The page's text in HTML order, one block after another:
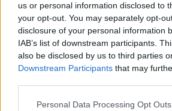
us or personal information disclosed to
your opt-out. You may separately opt-
disclosure of your personal information
IAB’s list of downstream participants.
also be disclosed by us to third parties
Downstream Participants that may
Personal Data Processing Opt Outs
Miljonsiffror för Iron Maidens
De har sålt miljontals skivor. Numera
Iron Maiden och bryggeriet Robinsons
ännu...